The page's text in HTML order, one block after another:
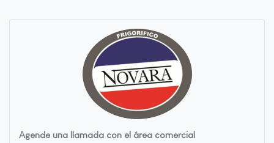
Agende una llamada con el área comercial